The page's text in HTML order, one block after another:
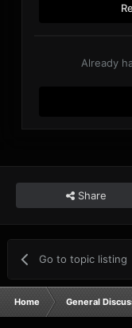
Already
Share
Go to topic listing
Home General